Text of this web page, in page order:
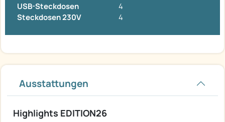
USB-Steckdosen
4
Steckdosen 230V
4
Ausstattungen
Highlights EDITION26